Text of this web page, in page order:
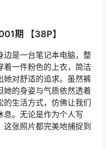
期 【38P】
边是一台笔记本电脑，整
着一件粉色的上衣，简洁
她对舒适的追求。虽然裤
她的身姿与气质依然透着
生活方式，仿佛让我们
息。无论是作为个人写
张照片都完美地捕捉到